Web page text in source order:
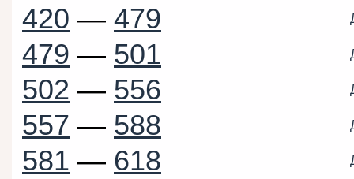
420 — 479
479 — 501
502 — 556
557 — 588
581 — 618